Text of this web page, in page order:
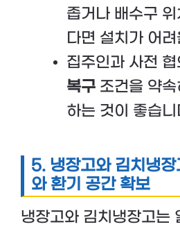
좁거나 배수구
다면 설치가 어
집주인과 사전 협
복구 조건을 약
하는 것이 좋습니
5. 냉장고와 김치냉장
와 환기 공간 확보
냉장고와 김치냉장고는